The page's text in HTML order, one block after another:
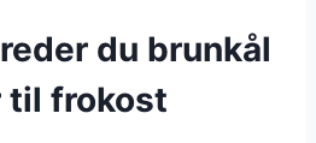
du brunkål
til frokost